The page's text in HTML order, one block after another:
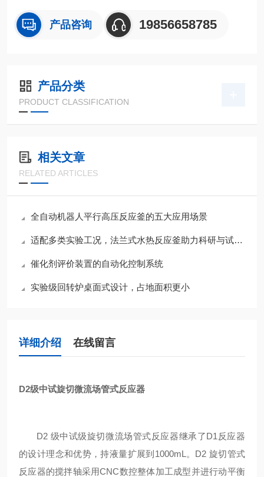
产品咨询 19856658785
产品分类
PRODUCT CLASSIFICATION
相关文章
RELATED ARTICLES
全自动机器人平行高压反应釜的五大应用场景
适配多类实验工况，法兰式水热反应釜助力科研与试样处理
催化剂评价装置的自动化控制系统
实验级回转炉桌面式设计，占地面积更小
详细介绍 在线留言
D2级中试旋切微流场管式反应器
D2 级中试级旋切微流场管式反应器继承了D1反应器
的设计理念和优势，持液量扩展到1000mL。D2 旋切管式
反应器的搅拌轴采用CNC数控整体加工成型并进行动平衡